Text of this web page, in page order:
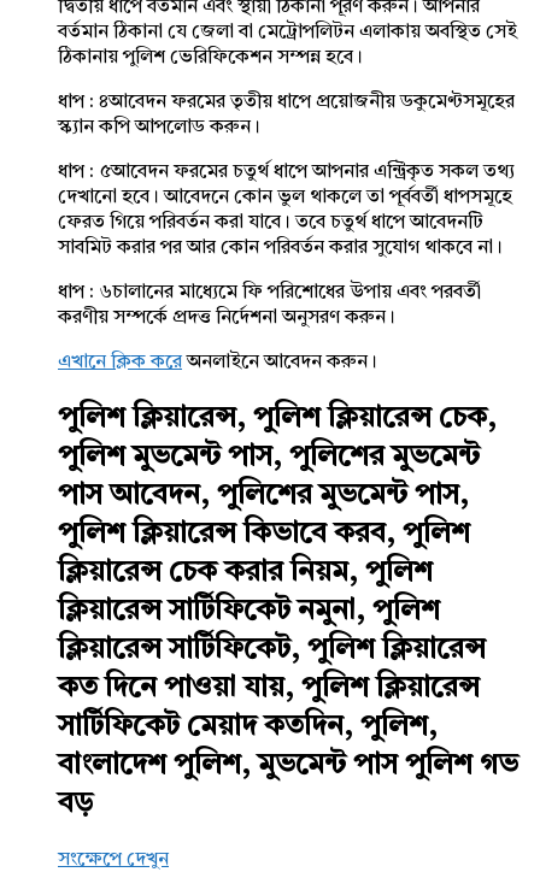
দ্বিতীয় ধাপে বর্তমান এবং স্থায়ী ঠিকানা পূরণ করুন। আপনার
বর্তমান ঠিকানা যে জেলা বা মেট্রোপলিটন এলাকায় অবস্থিত সেই
ঠিকানায় পুলিশ ভেরিফিকেশন সম্পন্ন হবে।
ধাপ : ৪আবেদন ফরমের তৃতীয় ধাপে প্রয়োজনীয় ডকুমেণ্টসমূহের
স্ক্যান কপি আপলোড করুন।
ধাপ : ৫আবেদন ফরমের চতুর্থ ধাপে আপনার এন্ট্রিকৃত সকল তথ্য
দেখানো হবে। আবেদনে কোন ভুল থাকলে তা পূর্ববর্তী ধাপসমূহে
ফেরত গিয়ে পরিবর্তন করা যাবে। তবে চতুর্থ ধাপে আবেদনটি
সাবমিট করার পর আর কোন পরিবর্তন করার সুযোগ থাকবে না।
ধাপ : ৬চালানের মাধ্যেমে ফি পরিশোধের উপায় এবং পরবর্তী
করণীয় সম্পর্কে প্রদত্ত নির্দেশনা অনুসরণ করুন।
এখানে ক্লিক করেঅনলাইনে আবেদন করুন।
পুলিশ ক্লিয়ারেন্স, পুলিশ ক্লিয়ারেন্স চেক,
পুলিশ মুভমেন্ট পাস, পুলিশের মুভমেন্ট
পাস আবেদন, পুলিশের মুভমেন্ট পাস,
পুলিশ ক্লিয়ারেন্স কিভাবে করব, পুলিশ
ক্লিয়ারেন্স চেক করার নিয়ম, পুলিশ
ক্লিয়ারেন্স সার্টিফিকেট নমুনা, পুলিশ
ক্লিয়ারেন্স সার্টিফিকেট, পুলিশ ক্লিয়ারেন্স
কত দিনে পাওয়া যায়, পুলিশ ক্লিয়ারেন্স
সার্টিফিকেট মেয়াদ কতদিন, পুলিশ,
বাংলাদেশ পুলিশ, মুভমেন্ট পাস পুলিশ গভ
বড়
সংক্ষেপে দেখুন